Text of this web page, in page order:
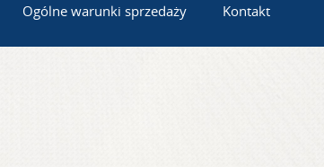
Ogólne warunki sprzedaży Kontakt